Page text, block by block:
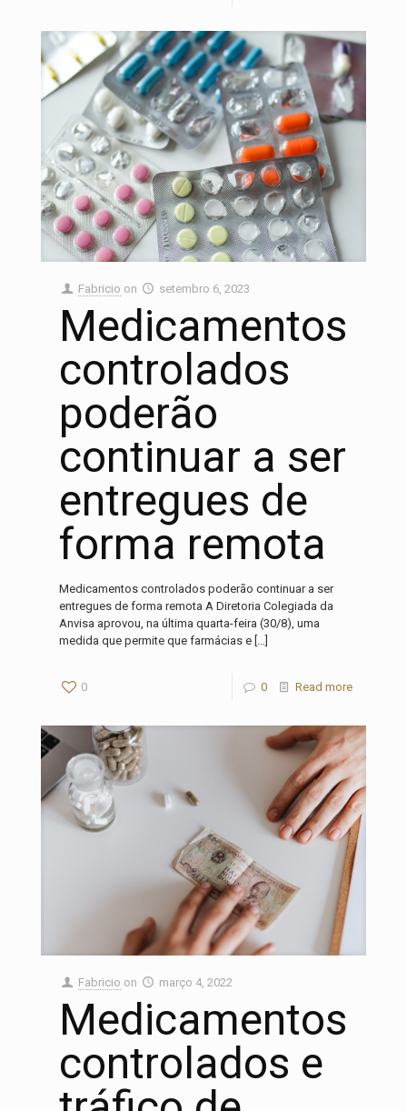
Fabricio on setembro 6, 2023
Medicamentos
controlados
poderão
continuar a ser
entregues de
forma remota
Medicamentos controlados poderão continuar a ser
entregues de forma remota A Diretoria Colegiada da
Anvisa aprovou, na última quarta-feira (30/8), uma
medida que permite que farmácias e […]
0 0 Read more
Fabricio on março 4, 2022
Medicamentos
controlados e
Nosso time de consultores está aqui para lhe